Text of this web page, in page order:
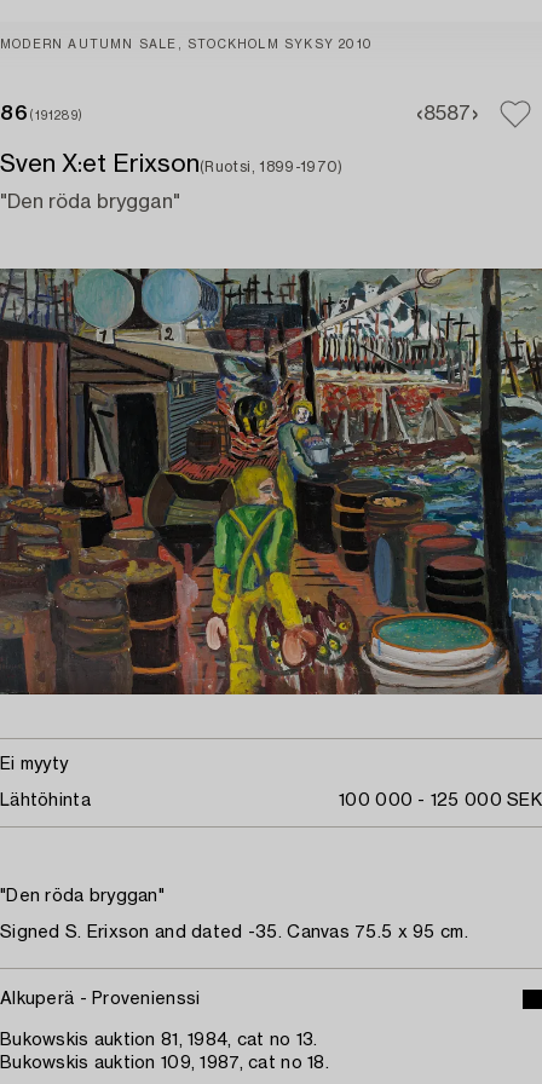
MODERN AUTUMN SALE, STOCKHOLM SYKSY 2010
86 (191289) 8587
Sven X:et Erixson(Ruotsi, 1899-1970)
"Den röda bryggan"
Ei myyty
Lähtöhinta 100 000 - 125 000 SEK
"Den röda bryggan"
Signed S. Erixson and dated -35. Canvas 75.5 x 95 cm.
Alkuperä - Provenienssi
Bukowskis auktion 81, 1984, cat no 13.
Bukowskis auktion 109, 1987, cat no 18.